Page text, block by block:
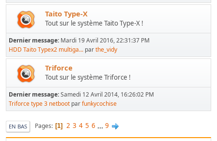
Taito Type-X
Tout sur le système Taito Type-X !
Dernier message: Mardi 19 Avril 2016, 22:31:37 PM
HDD Taito Typex2 multiga... parthe_vidy
Triforce
Tout sur le système Triforce !
Dernier message:Samedi 12 Avril 2014, 16:26:02 PM
Triforce type 3 netboot parfunkycochise
EN BAS Pages 1 2 3 4 5 6 ... 9